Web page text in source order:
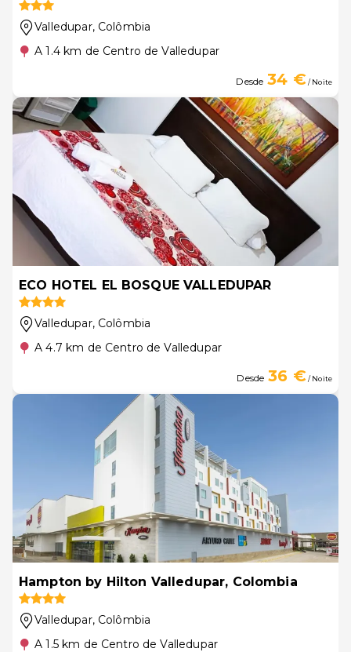
Valledupar, Colômbia
A 1.4 km de Centro de Valledupar
Desde 34 €/ Noite
ECO HOTEL EL BOSQUE VALLEDUPAR
Valledupar, Colômbia
A 4.7 km de Centro de Valledupar
Desde 36 €/ Noite
Hampton by Hilton Valledupar, Colombia
Valledupar, Colômbia
A 1.5 km de Centro de Valledupar